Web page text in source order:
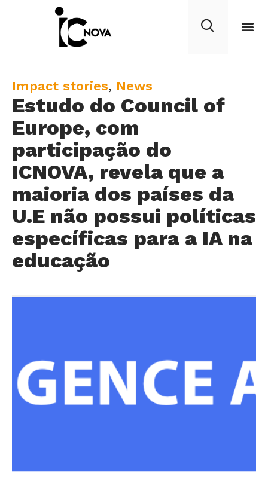
Estudo do Council of
Europe, com
participação do
ICNOVA, revela que a
maioria dos países da
U.E não possui políticas
específicas para a IA na
educação
C
a
t
e
g
o
y
Impact stories, News